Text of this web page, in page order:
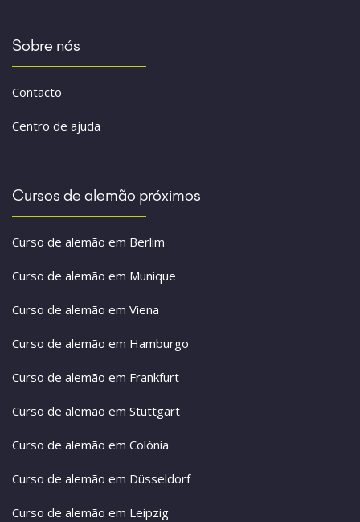
Sobre nós
Contacto
Centro de ajuda
Cursos de alemão próximos
Curso de alemão em Berlim
Curso de alemão em Munique
Curso de alemão em Viena
Curso de alemão em Hamburgo
Curso de alemão em Frankfurt
Curso de alemão em Stuttgart
Curso de alemão em Colónia
Curso de alemão em Düsseldorf
Curso de alemão em Leipzig